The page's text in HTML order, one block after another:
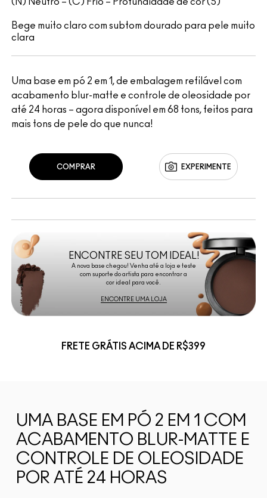
Uma base em pó 2 em 1, de embalagem refilável com
acabamento blur-matte e controle de oleosidade por
até 24 horas – agora disponível em 68 tons, feitos para
mais tons de pele do que nunca!
Bege muito claro com subtom dourado para pele muito
clara
ENCONTRE SEU TOM IDEAL!
A nova base chegou! Venha até a loja e teste
com suporte do artista para encontrar a
cor ideal para você.
ENCONTRE UMA LOJA
EXPERIMENTE
COMPRAR
FRETE GRÁTIS ACIMA DE R$399
UMA BASE EM PÓ 2 EM 1 COM
ACABAMENTO BLUR-MATTE E
CONTROLE DE OLEOSIDADE
POR ATÉ 24 HORAS